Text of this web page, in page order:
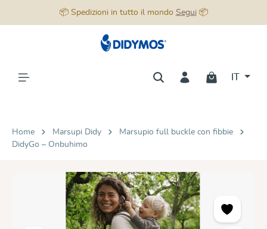
📦 Spedizioni in tutto il mondo Segui📦
Home Marsupi Didy
Marsupio full buckle con fibbie
DidyGo – Onbuhimo
Salta la galleria di immagini